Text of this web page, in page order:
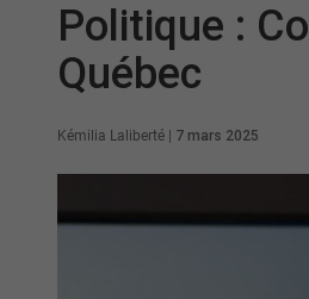
Politique :
Québec
Kémilia Laliberté 7 mars 2025